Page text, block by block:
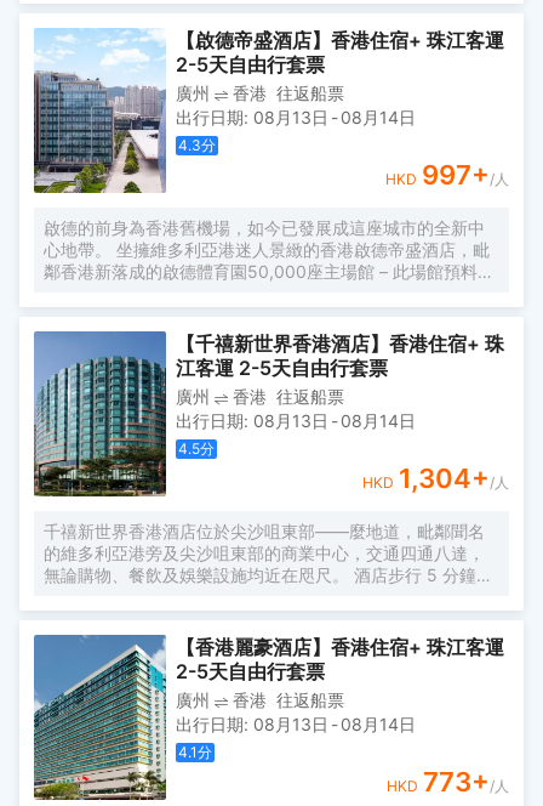
型商場林立，令荃灣誠如一個購物天堂。價格比港島及九龍
同類酒店更具性價比。酒店擁有各類客房，為客人帶來無限
的舒適和方便。
【啟德帝盛酒店】香港住宿+ 珠江客運
2-5天自由行套票
廣州 香港 往返船票
出行日期: 08月13日 -08月14日
4.3分
HKD 997+/人
啟德的前身為香港舊機場，如今已發展成這座城市的全新中
心地帶。 坐擁維多利亞港迷人景緻的香港啟德帝盛酒店，毗
鄰香港新落成的啟德體育園50,000座主場館 – 此場館預料為
分鐘車程。 全新373客房的啟德帝盛酒店提供相連套房及兩
間配有私人露台的豪華套房，更有獨享10米長私人露天泳池
的海景總統泳池套房，滿足休閒旅客、長期商務旅客及不同
類型的旅客需求。酒店設施包括空中酒吧、西班牙川菜全日
餐廳 Siete Ocho（七滋八味）、露天無邊際泳池、100平方
米健身中心，及雙層挑高的豪華宴會廳。 房間景觀即使在同
一房型內，也可能因房間位置而有所不同；圖片僅供參考。
【千禧新世界香港酒店】香港住宿+ 珠
江客運 2-5天自由行套票
廣州 香港 往返船票
出行日期: 08月13日 -08月14日
4.5分
HKD 1,304+/人
千禧新世界香港酒店位於尖沙咀東部——麼地道，毗鄰聞名
的維多利亞港旁及尖沙咀東部的商業中心，交通四通八達，
無論購物、餐飲及娛樂設施均近在咫尺。 酒店步行 5 分鐘即
體育園（紅磡站出只需3站）和其他旅遊熱點均十分便利。
另外，酒店與高速鐵路香港西九龍站只是數分鐘車程之距，
往來內地各大城市實屬方便。 酒店客房設計以瑰麗高雅為
主，並提供現代化設備讓賓客盡享舒適奢華，落地取景器盡
覽城市或維港美景。 入住行政樓層客房及套房之客人可享聚
賢薈禮遇，全天候使用聚賢薈行政酒廊的設備及服務：Café
East自助早餐; 不絕供應的輕怡美點包括早上的烘焙包點、中
午的簡約三文治、精緻茶點及傍晚佐酒小吃、以及全日供應
咖啡、茗茶、果汁及汽水; 傍晚雞尾酒時段無限暢飲手工雞尾
【香港麗豪酒店】香港住宿+ 珠江客運
2-5天自由行套票
廣州 香港 往返船票
出行日期: 08月13日 -08月14日
4.1分
HKD 773+/人